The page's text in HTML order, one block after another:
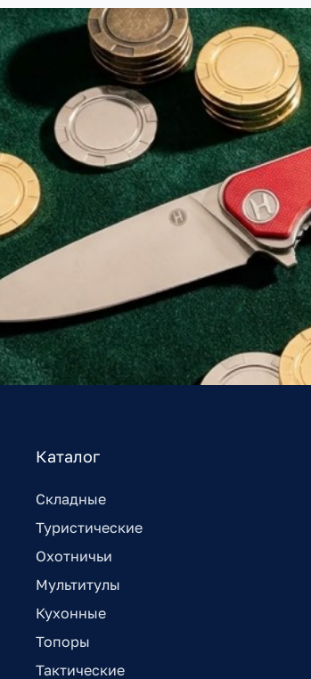
Каталог
Складные
Туристические
Охотничьи
Мультитулы
Кухонные
Топоры
Тактические